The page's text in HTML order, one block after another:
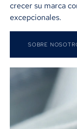
crecer su marca
excepcionales.
SOBRE